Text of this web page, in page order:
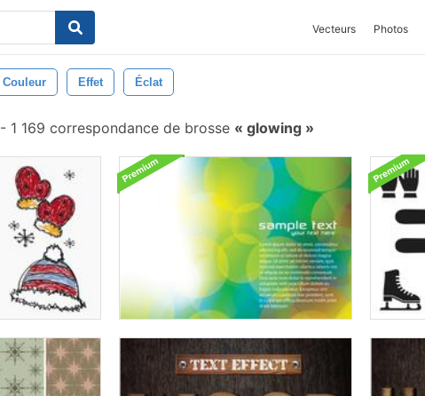
Vecteurs Photos
Couleur Effet Éclat
- 1 169 correspondance de brosse glowing